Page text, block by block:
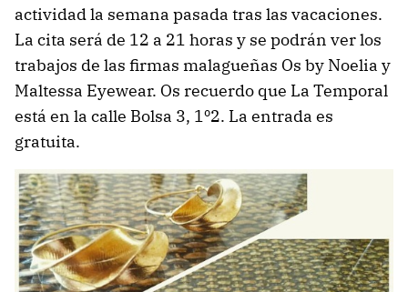
actividad la semana pasada tras las vacaciones.
La cita será de 12 a 21 horas y se podrán ver los
trabajos de las firmas malagueñas Os by Noelia y
Maltessa Eyewear. Os recuerdo que La Temporal
está en la calle Bolsa 3, 1º2. La entrada es
gratuita.